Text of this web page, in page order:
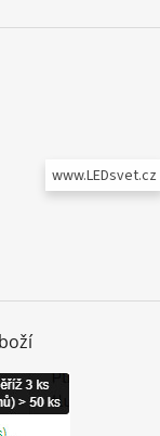
www.LEDsvet.cz